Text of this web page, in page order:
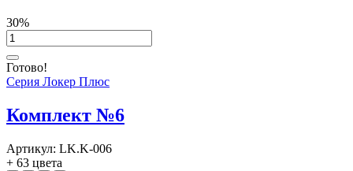
30%
Готово!
Серия Локер Плюс
Комплект №6
Артикул: LK.K-006
+ 63 цвета